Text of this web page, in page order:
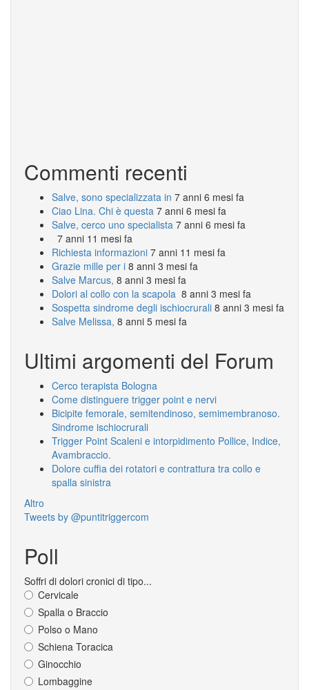
Commenti recenti
Salve, sono specializzata in 7 anni 6 mesi fa
Ciao Lina. Chi è questa 7 anni 6 mesi fa
Salve, cerco uno specialista 7 anni 6 mesi fa
7 anni 11 mesi fa
Richiesta informazioni 7 anni 11 mesi fa
Grazie mille per i 8 anni 3 mesi fa
Salve Marcus, 8 anni 3 mesi fa
Dolori al collo con la scapola 8 anni 3 mesi fa
Sospetta sindrome degli ischiocrurali 8 anni 3 mesi fa
Salve Melissa, 8 anni 5 mesi fa
Ultimi argomenti del Forum
Cerco terapista Bologna
Come distinguere trigger point e nervi
Bicipite femorale, semitendinoso, semimembranoso.
Sindrome ischiocrurali
Trigger Point Scaleni e intorpidimento Pollice, Indice,
Avambraccio.
Dolore cuffia dei rotatori e contrattura tra collo e
spalla sinistra
Altro
Tweets by @puntitriggercom
Poll
Soffri di dolori cronici di tipo...
Cervicale
Spalla o Braccio
Polso o Mano
Schiena Toracica
Ginocchio
Lombaggine